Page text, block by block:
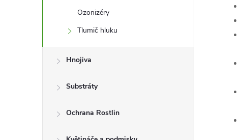
Ozonizéry
Tlumič hluku
Hnojiva
Substráty
Ochrana Rostlin